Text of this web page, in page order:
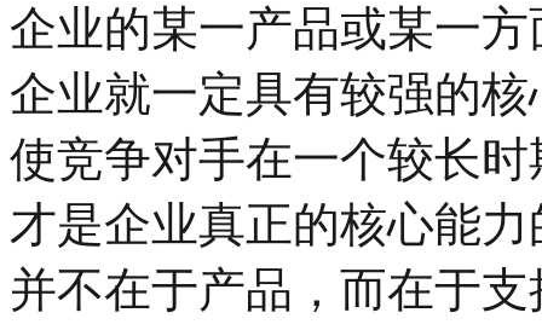
企业的某一产品或某一
企业就一定具有较强的
使竞争对手在一个较长
才是企业真正的核心能
并不在于产品，而在于